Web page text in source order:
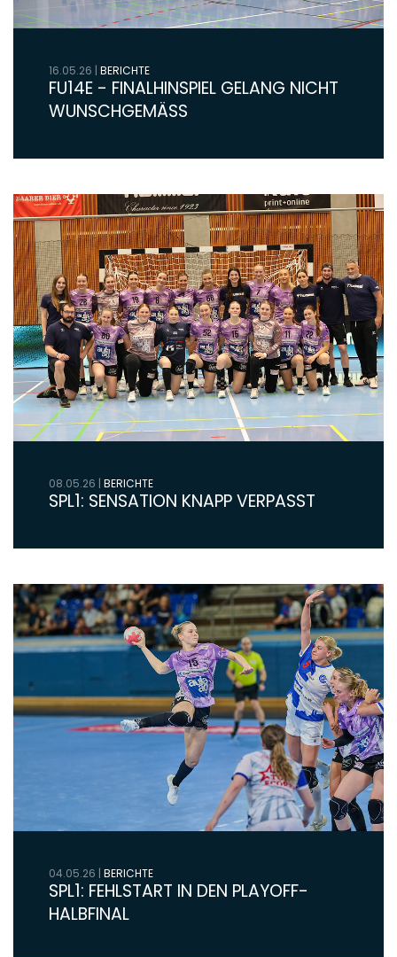
16.05.26 | BERICHTE
FU14E - FINALHINSPIEL GELANG NICHT
WUNSCHGEMÄSS
08.05.26 | BERICHTE
SPL1: SENSATION KNAPP VERPASST
04.05.26 | BERICHTE
SPL1: FEHLSTART IN DEN PLAYOFF-
HALBFINAL